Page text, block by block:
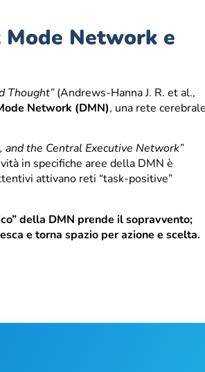
Network e
Thought”(Andrews-Hanna J. R. et al.,
Network (DMN), una rete cerebrale
the Central Executive Network”
in specifiche aree della DMN è
attivano reti “task-positive”
della DMN prende il sopravvento;
e torna spazio per azione e scelta.